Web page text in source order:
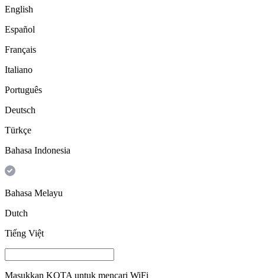
English
Español
Français
Italiano
Português
Deutsch
Türkçe
Bahasa Indonesia
Bahasa Melayu
Dutch
Tiếng Việt
Masukkan KOTA untuk mencari WiFi